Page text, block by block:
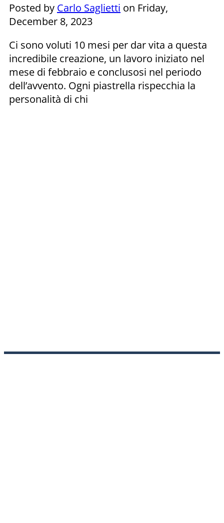
Posted by Carlo Saglietti on Friday,
December 8, 2023
Ci sono voluti 10 mesi per dar vita a questa
incredibile creazione, un lavoro iniziato nel
mese di febbraio e conclusosi nel periodo
dell’avvento. Ogni piastrella rispecchia la
personalità di chi